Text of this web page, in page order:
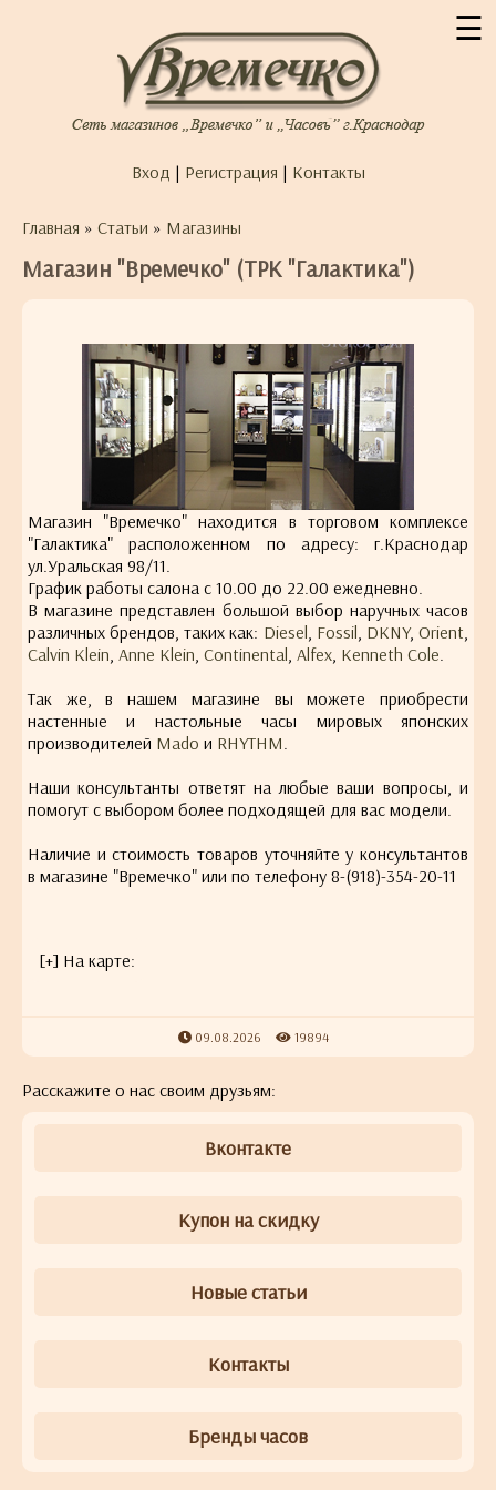
☰
Вход | Регистрация | Контакты
Главная » Статьи » Магазины
Магазин "Времечко" (ТРК "Галактика")
Магазин "Времечко" находится в торговом комплексе
"Галактика" расположенном по адресу: г.Краснодар
ул.Уральская 98/11.
График работы салона с 10.00 до 22.00 ежедневно.
В магазине представлен большой выбор наручных часов
различных брендов, таких как: Diesel Fossil DKNY,Orient
Calvin Klein Anne Klein Continental Alfex Kenneth Cole
Так же, в нашем магазине вы можете приобрести
настенные и настольные часы мировых японских
производителей Mado и RHYTHM
Наши консультанты ответят на любые ваши вопросы, и
помогут с выбором более подходящей для вас модели.
Наличие и стоимость товаров уточняйте у консультантов
в магазине "Времечко" или по телефону 8-(918)-354-20-11
09.08.2026 19894
Расскажите о нас своим друзьям:
Вконтакте
Купон на скидку
Новые статьи
Контакты
Бренды часов